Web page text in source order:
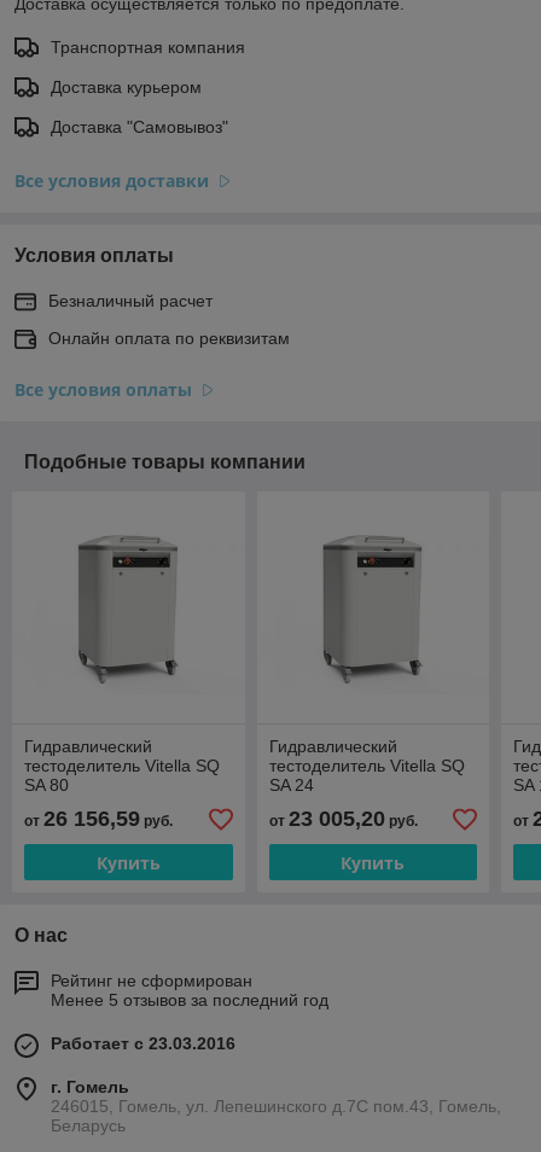
Транспортная компания
Доставка курьером
Доставка "Самовывоз"
Все условия доставки
Условия оплаты
Безналичный расчет
Онлайн оплата по реквизитам
Все условия оплаты
Подобные товары компании
Гидравлический
тестоделитель Vitella SQ
SA 80
от 26 156,59 руб.
Купить
Гидравлический
тестоделитель Vitella SQ
SA 24
от 23 005,20руб.
Купить
SA
от
О нас
Рейтинг не сформирован
Менее 5 отзывов за последний год
Работает с 23.03.2016
г. Гомель
246015, Гомель, ул. Лепешинского д.7С пом.43, Гомель,
Беларусь